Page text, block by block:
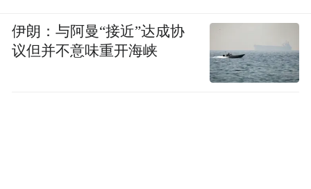
伊朗：与阿曼“接近”达成协
议但并不意味重开海峡